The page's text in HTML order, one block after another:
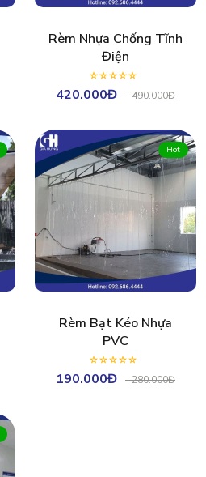
Rèm Nhựa Chống Tĩnh
Điện
420.000Đ -490.000Đ
Hot
Rèm Bạt Kéo Nhựa
PVC
190.000Đ -280.000Đ